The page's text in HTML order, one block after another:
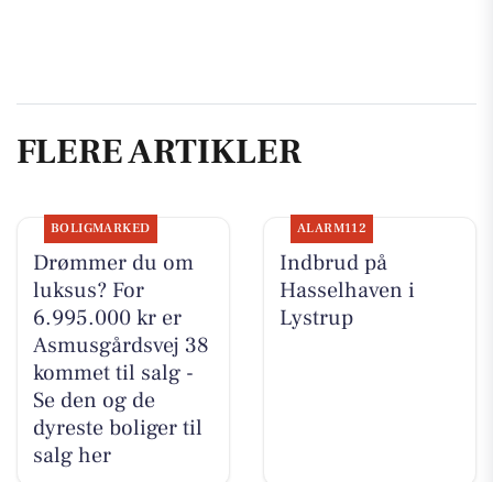
FLERE ARTIKLER
BOLIGMARKED
Drømmer du om
luksus? For
6.995.000 kr er
Asmusgårdsvej 38
kommet til salg -
Se den og de
dyreste boliger til
salg her
ALARM112
Indbrud på
Hasselhaven i
Lystrup